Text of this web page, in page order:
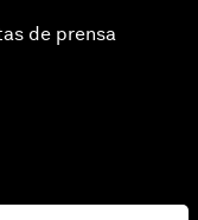
de prensa